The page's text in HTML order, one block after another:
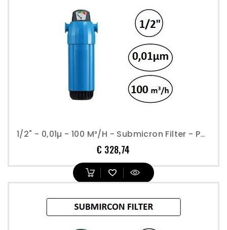
1/2" - 0,01µ - 100 M³/h - Submicron Filter - Perslucht
€ 328,74